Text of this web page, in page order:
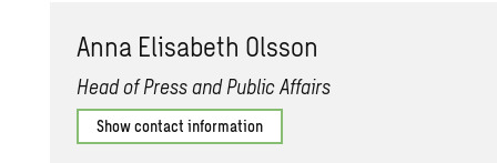
Anna Elis­a­beth Ols­son
Head of Press and Public Affairs
Show contact information